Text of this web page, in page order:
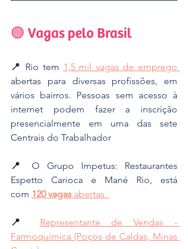
🟣 Vagas pelo Brasil
📍 Rio tem
abertas para diversas profissões, em
vários bairros. Pessoas sem acesso à
internet podem fazer a inscrição
presencialmente em uma das sete
Centrais do Trabalhador
📍 O Grupo Impetus: Restaurantes
Espetto Carioca e Mané Rio, está
com 120 vagas abertas.
📍 Representante de Vendas -
Farmoquímica (Poços de Caldas, Minas